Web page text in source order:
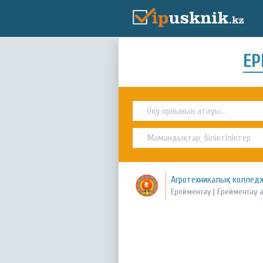
Агротехникалық
Ерейментау | Ерейментау